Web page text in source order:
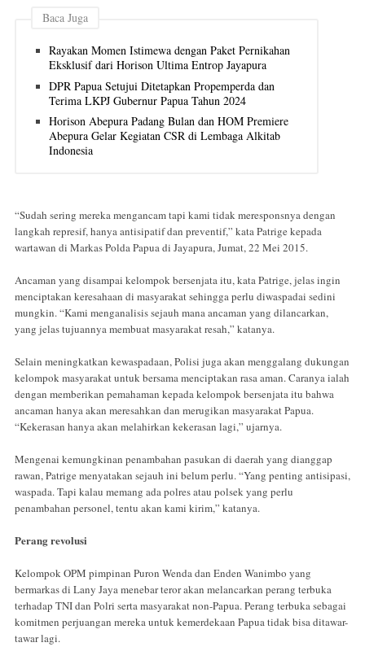
Baca Juga
Rayakan Momen Istimewa dengan Paket Pernikahan
Eksklusif dari Horison Ultima Entrop Jayapura
DPR Papua Setujui Ditetapkan Propemperda dan
Terima LKPJ Gubernur Papua Tahun 2024
Horison Abepura Padang Bulan dan HOM Premiere
Abepura Gelar Kegiatan CSR di Lembaga Alkitab
Indonesia
“Sudah sering mereka mengancam tapi kami tidak meresponsnya dengan
langkah represif, hanya antisipatif dan preventif,” kata Patrige kepada
wartawan di Markas Polda Papua di Jayapura, Jumat, 22 Mei 2015.
Ancaman yang disampai kelompok bersenjata itu, kata Patrige, jelas ingin
menciptakan keresahaan di masyarakat sehingga perlu diwaspadai sedini
mungkin. “Kami menganalisis sejauh mana ancaman yang dilancarkan,
yang jelas tujuannya membuat masyarakat resah,” katanya.
Selain meningkatkan kewaspadaan, Polisi juga akan menggalang dukungan
kelompok masyarakat untuk bersama menciptakan rasa aman. Caranya ialah
dengan memberikan pemahaman kepada kelompok bersenjata itu bahwa
ancaman hanya akan meresahkan dan merugikan masyarakat Papua.
“Kekerasan hanya akan melahirkan kekerasan lagi,” ujarnya.
Mengenai kemungkinan penambahan pasukan di daerah yang dianggap
rawan, Patrige menyatakan sejauh ini belum perlu. “Yang penting antisipasi,
waspada. Tapi kalau memang ada polres atau polsek yang perlu
penambahan personel, tentu akan kami kirim,” katanya.
Perang revolusi
Kelompok OPM pimpinan Puron Wenda dan Enden Wanimbo yang
bermarkas di Lany Jaya menebar teror akan melancarkan perang terbuka
terhadap TNI dan Polri serta masyarakat non-Papua. Perang terbuka sebagai
komitmen perjuangan mereka untuk kemerdekaan Papua tidak bisa ditawar-
tawar lagi.